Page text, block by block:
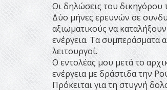
Οι δηλώσεις του
Δύο μήνες ερευνών σε
αξιωματικούς να
ενέργεια. Τα συμπεράσματα
λειτουργοί.
Ο εντολέας μου μετά το
ενέργεια με δράστιδα την
Πρόκειται για τη στυγνή